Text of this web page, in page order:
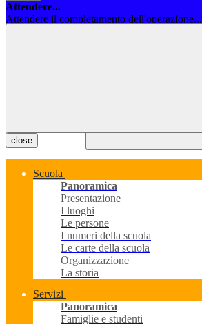
Attendere...
Attendere il completamento dell'operazione...
close
Scuola
Panoramica
Presentazione
I luoghi
Le persone
I numeri della scuola
Le carte della scuola
Organizzazione
La storia
Servizi
Panoramica
Famiglie e studenti